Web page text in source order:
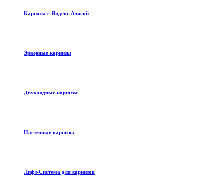
Карнизы с Яндекс Алисой
Эркерные карнизы
Двухрядные карнизы
Настенные карнизы
Лифт-Система для карнизов